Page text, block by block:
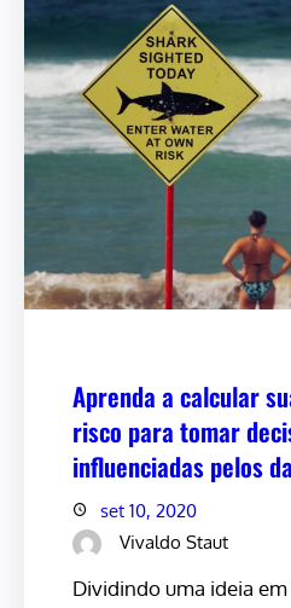
Aprenda a calcular
risco para tomar
influenciadas pelos
set 10, 2020
Vivaldo Staut
Dividindo uma ideia